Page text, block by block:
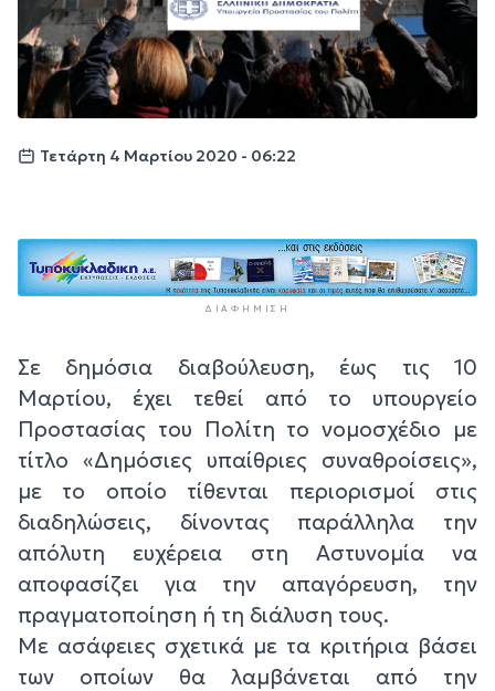
Τετάρτη 4 Μαρτίου 2020 - 06:22
ΔΙΑΦΉΜΙΣΗ
Σε δημόσια διαβούλευση, έως τις 10
Μαρτίου, έχει τεθεί από το υπουργείο
Προστασίας του Πολίτη το νομοσχέδιο με
τίτλο «Δημόσιες υπαίθριες συναθροίσεις»,
με το οποίο τίθενται περιορισμοί στις
διαδηλώσεις, δίνοντας παράλληλα την
απόλυτη ευχέρεια στη Αστυνομία να
αποφασίζει για την απαγόρευση, την
πραγματοποίηση ή τη διάλυση τους.
Με ασάφειες σχετικά με τα κριτήρια βάσει
των οποίων θα λαμβάνεται από την